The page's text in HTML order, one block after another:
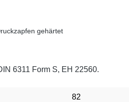
gehärtet
6311 Form S, EH 22560.
82